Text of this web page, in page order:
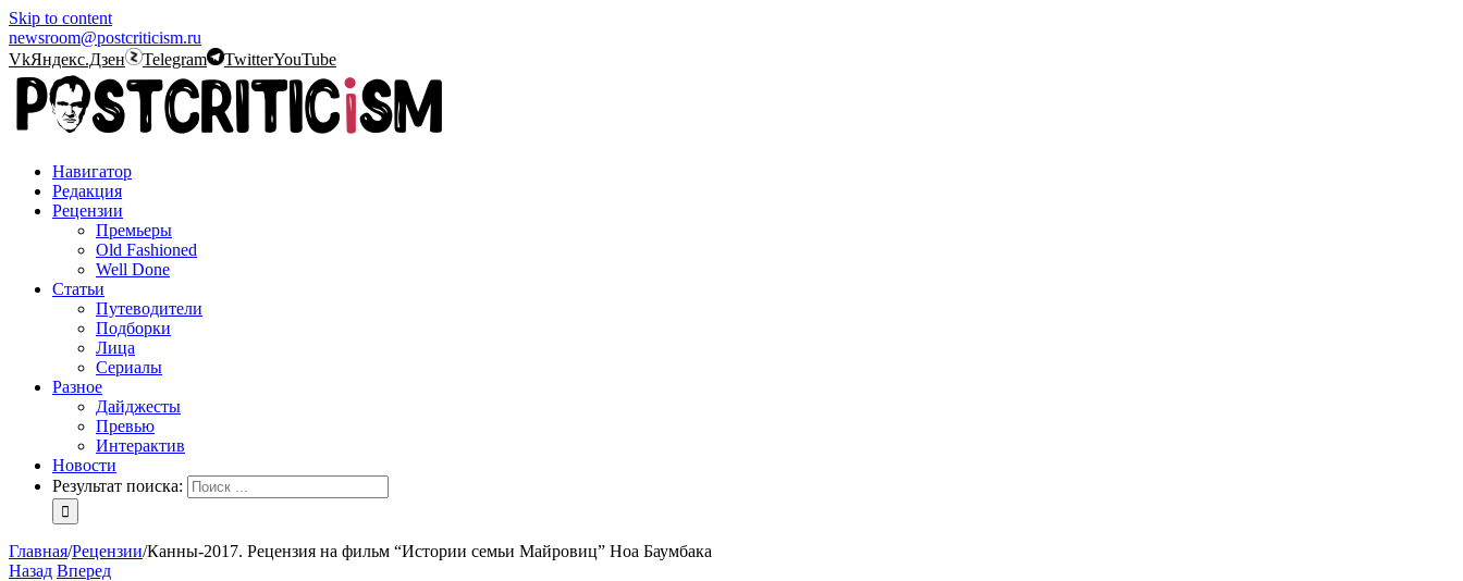
Skip to content
newsroom@postcriticism.ru
VkЯндекс.Дзен Telegram TwitterYouTube
Навигатор
Редакция
Рецензии
Премьеры
Old Fashioned
Well Done
Статьи
Путеводители
Подборки
Лица
Сериалы
Разное
Дайджесты
Превью
Интерактив
Новости
Результат поиска:
Главная/Рецензии/Канны-2017. Рецензия на фильм “Истории семьи Майровиц” Ноа Баумбака
Назад Вперед